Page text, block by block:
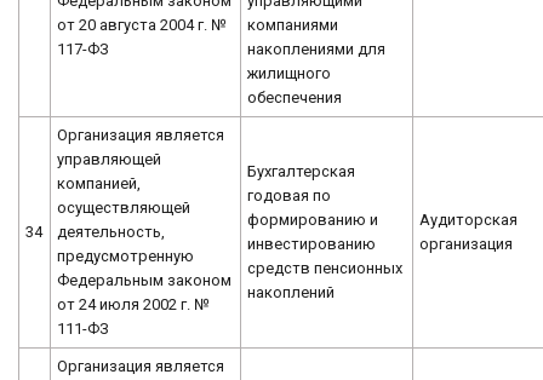
от 20 августа 2004 г. №
117-ФЗ
компаниями
накоплениями для
жилищного
обеспечения
34
Организация является
управляющей
компанией,
осуществляющей
деятельность,
предусмотренную
Федеральным законом
от 24 июля 2002 г. №
111-ФЗ
Бухгалтерская
годовая по
формированию и
инвестированию
средств пенсионных
накоплений
Аудиторская
организация
Организация является